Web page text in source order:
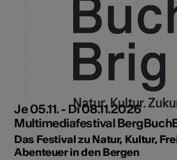
Je 05.11. - Di 08.11.2026
Multimediafestival
Das Festival zu Natur, Kultur,
Abenteuer in den Bergen